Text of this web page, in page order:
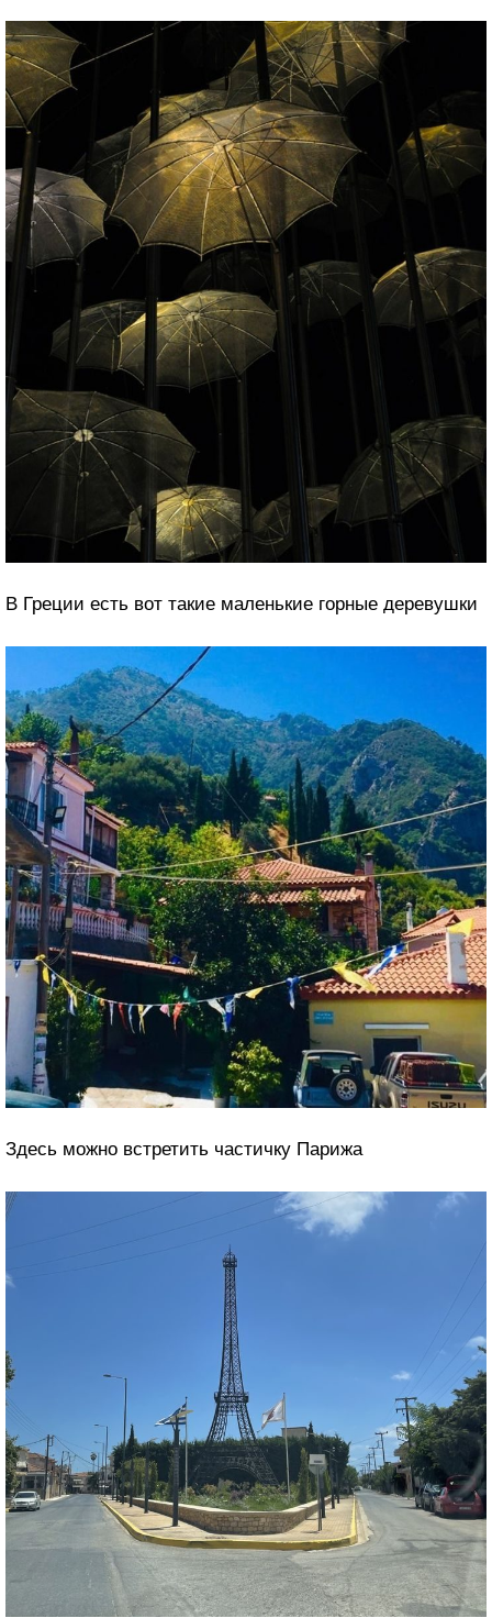
В Греции есть вот такие маленькие горные деревушки
Здесь можно встретить частичку Парижа